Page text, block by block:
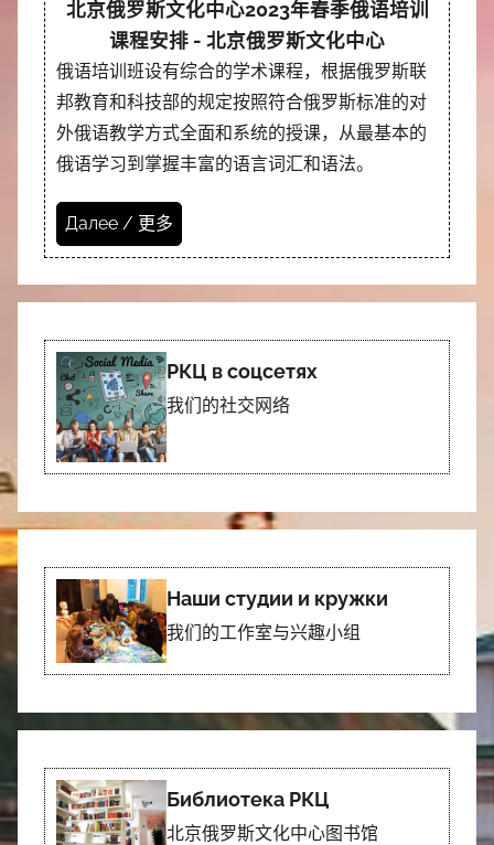
北京俄罗斯文化中心2023年春季俄语培训
课程安排 - 北京俄罗斯文化中心
俄语培训班设有综合的学术课程，根据俄罗斯联
邦教育和科技部的规定按照符合俄罗斯标准的对
外俄语教学方式全面和系统的授课，从最基本的
俄语学习到掌握丰富的语言词汇和语法。
Далее / 更多
РКЦ в соцсетях
我们的社交网络
Наши студии и кружки
我们的工作室与兴趣小组
Библиотека РКЦ
北京俄罗斯文化中心图书馆